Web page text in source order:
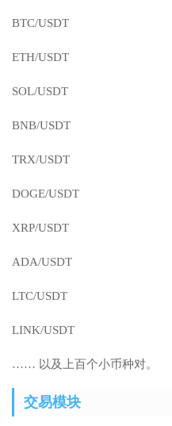
BTC/USDT
ETH/USDT
SOL/USDT
BNB/USDT
TRX/USDT
DOGE/USDT
XRP/USDT
ADA/USDT
LTC/USDT
LINK/USDT
…… 以及上百个小币种对。
交易模块